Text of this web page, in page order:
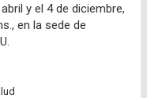
y el 4 de diciembre,
en la sede de